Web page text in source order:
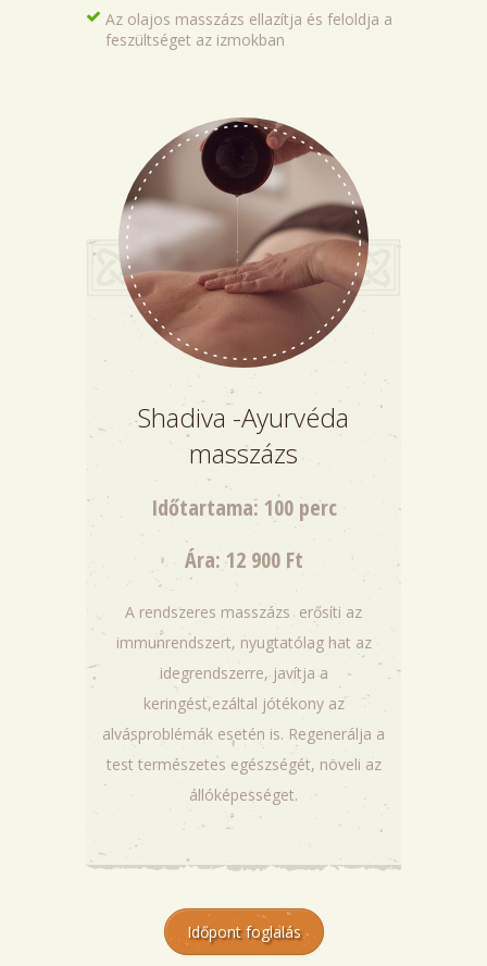
Az olajos masszázs ellazítja és feloldja a
feszültséget az izmokban
Shadiva -Ayurvéda
masszázs
Időtartama: 100 perc
Ára: 12 900 Ft
A rendszeres masszázs erősíti az
immunrendszert, nyugtatólag hat az
idegrendszerre, javítja a
keringést,ezáltal jótékony az
alvásproblémák esetén is. Regenerálja a
test természetes egészségét, növeli az
állóképességet.
Időpont foglalás